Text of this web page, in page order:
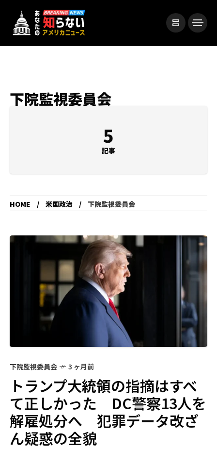
下院監視委員会
5
記事
HOME 米国政治 下院監視委員会
下院監視委員会 3 ヶ月前
トランプ大統領の指摘はすべ
て正しかった DC警察13人を
解雇処分へ 犯罪データ改ざ
ん疑惑の全貌